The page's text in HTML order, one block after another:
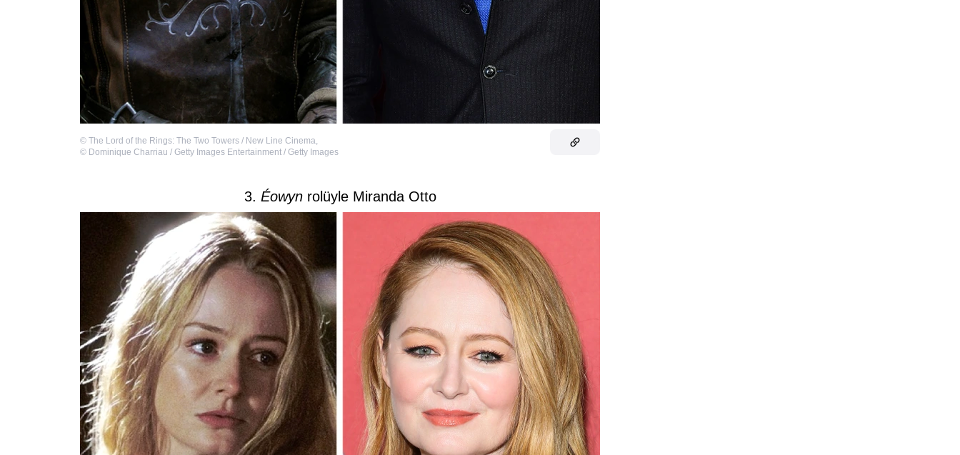
© The Lord of the Rings: The Two Towers / New Line Cinema,
© Dominique Charriau / Getty Images Entertainment / Getty Images
3. Éowynrolüyle Miranda Otto